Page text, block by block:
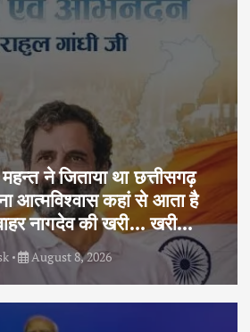
ने जिताया था छत्तीसगढ़
आत्मविश्वास कहां से आता है
नागदेव की खरी… खरी…
August 8, 2026